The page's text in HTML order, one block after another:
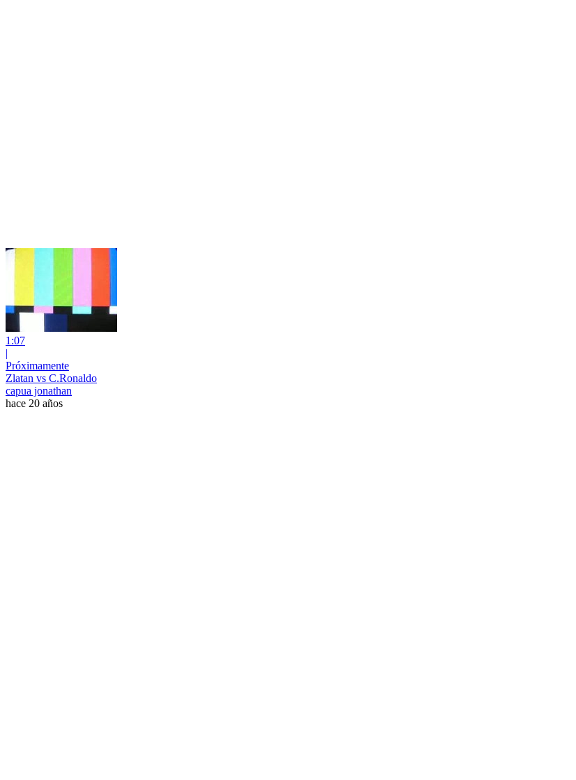
1:07
|
Próximamente
Zlatan vs C.Ronaldo
capua jonathan
hace 20 años